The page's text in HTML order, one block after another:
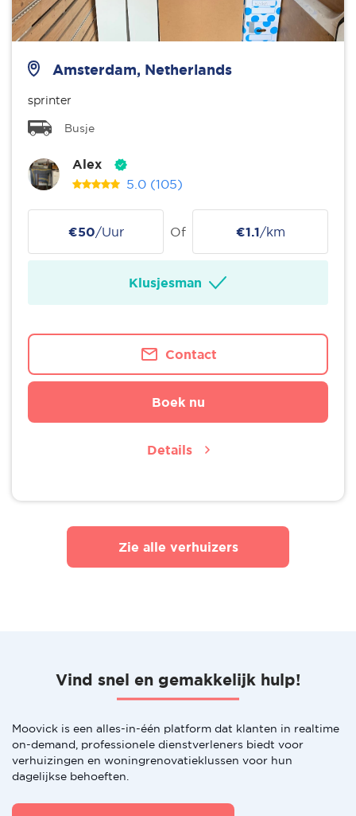
Amsterdam, Netherlands
sprinter
Busje
Alex
5.0 (105)
€50/Uur Of €1.1/km
Klusjesman
Contact
Boek nu
Details
Zie alle verhuizers
Vind snel en gemakkelijk hulp!
Moovick is een alles-in-één platform dat klanten in realtime
on-demand, professionele dienstverleners biedt voor
verhuizingen en woningrenovatieklussen voor hun
dagelijkse behoeften.